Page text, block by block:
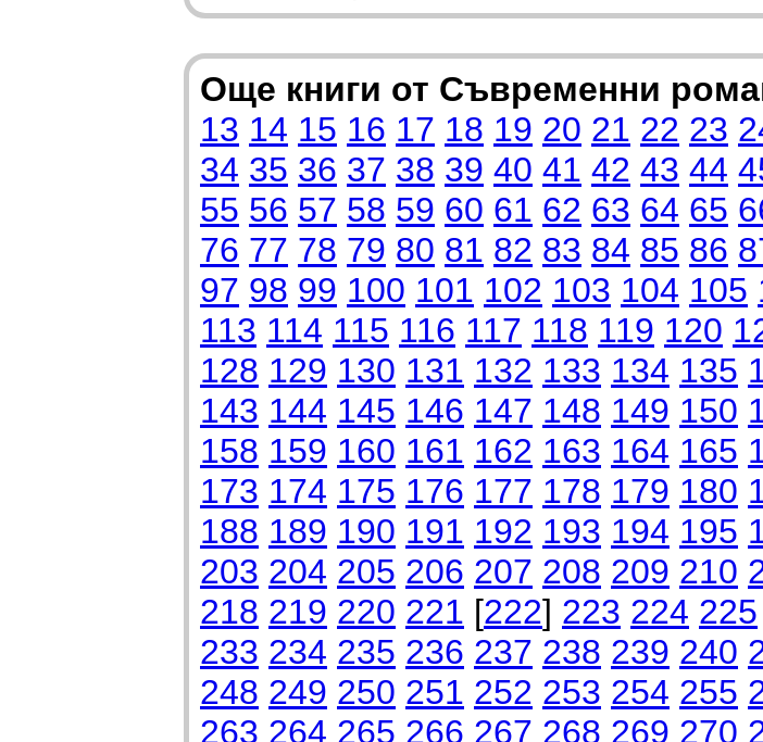
Още книги от Съвременни
13 14 15 16 17 18 19 20 21 22 23
34 35 36 37 38 39 40 41 42 43 44
55 56 57 58 59 60 61 62 63 64 65
76 77 78 79 80 81 82 83 84 85 86
97 98 99 100 101 102 103 104 105
113 114 115 116 117 118 119 120
128 129 130 131 132 133 134 135
143 144 145 146 147 148 149 150
158 159 160 161 162 163 164 165
173 174 175 176 177 178 179 180
188 189 190 191 192 193 194 195
203 204 205 206 207 208 209 210
218 219 220 221 [222] 223 224 225
233 234 235 236 237 238 239 240
248 249 250 251 252 253 254 255
263 264 265 266 267 268 269 270